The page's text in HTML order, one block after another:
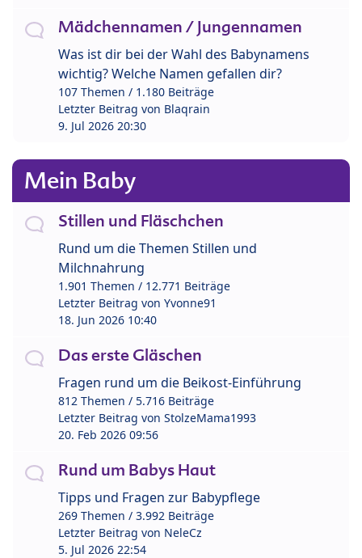
Mädchennamen / Jungennamen
Was ist dir bei der Wahl des Babynamens
wichtig? Welche Namen gefallen dir?
107 Themen / 1.180 Beiträge
Letzter Beitrag von Blaqrain
9. Jul 2026 20:30
Mein Baby
Stillen und Fläschchen
Rund um die Themen Stillen und
Milchnahrung
1.901 Themen / 12.771 Beiträge
Letzter Beitrag von Yvonne91
18. Jun 2026 10:40
Das erste Gläschen
Fragen rund um die Beikost-Einführung
812 Themen / 5.716 Beiträge
Letzter Beitrag von StolzeMama1993
20. Feb 2026 09:56
Rund um Babys Haut
Tipps und Fragen zur Babypflege
269 Themen / 3.992 Beiträge
Letzter Beitrag von NeleCz
5. Jul 2026 22:54